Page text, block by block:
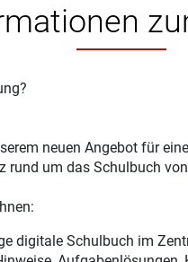
neuen Angebot für
rund um das Schulbuch
digitale Schulbuch im